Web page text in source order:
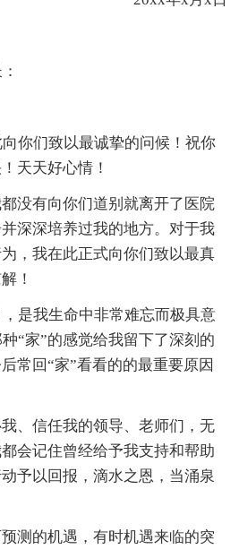
你们致以最诚挚的问候！祝你
天天好心情！
没有向你们道别就离开了医院
深深培养过我的地方。对于我
，我在此正式向你们致以最真
！
是我生命中非常难忘而极具意
“家”的感觉给我留下了深刻的
常回“家”看看的的最重要原因
、信任我的领导、老师们，无
会记住曾经给予我支持和帮助
予以回报，滴水之恩，当涌泉
测的机遇，有时机遇来临的突